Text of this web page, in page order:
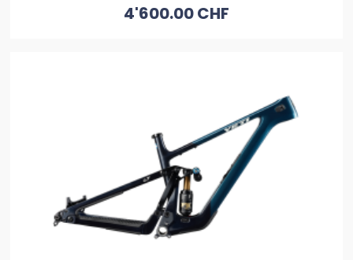
4'600.00 CHF